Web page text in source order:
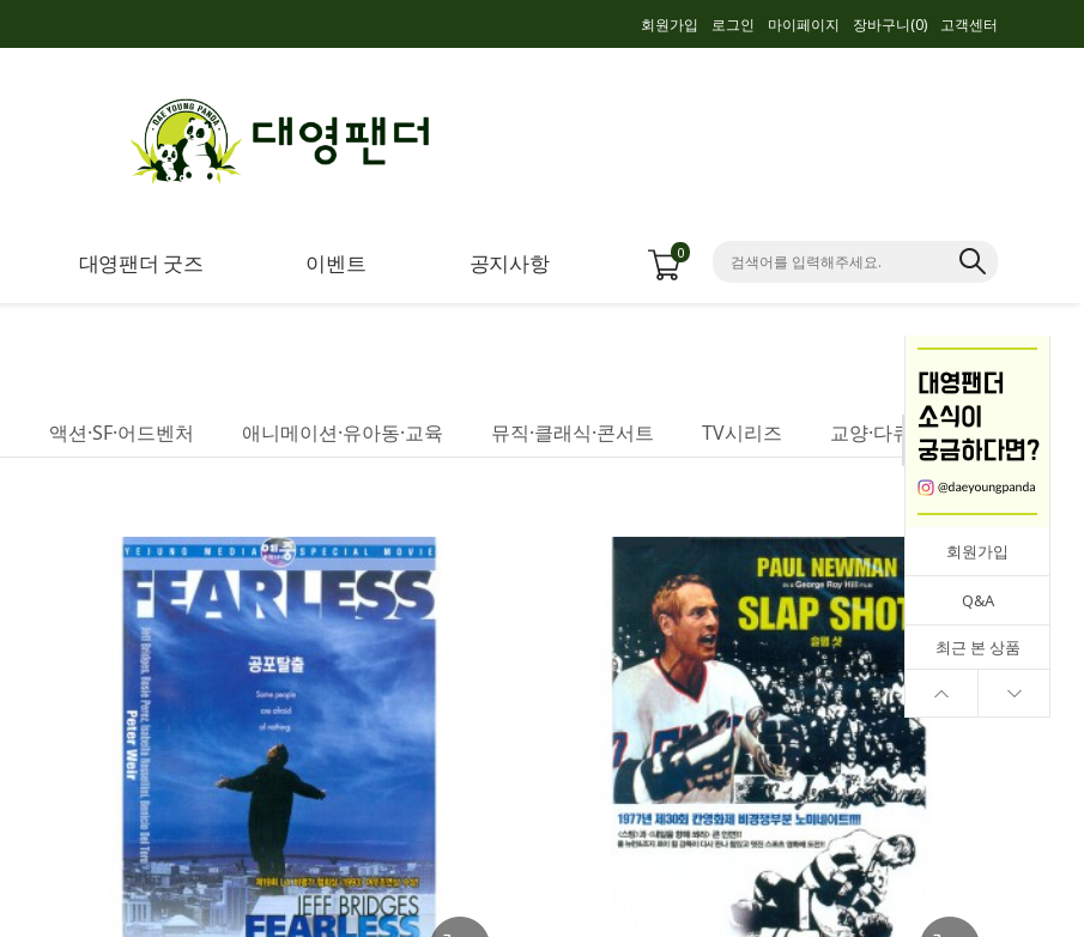
회원가입 로그인 마이페이지 장바구니(0) 고객센터
대영팬더 굿즈 이벤트 공지사항 0
회원가입
Q&A
최근 본 상품
액션·SF·어드벤처 애니메이션·유아동·교육 뮤직·클래식·콘서트 TV시리즈
교양·다큐멘터리